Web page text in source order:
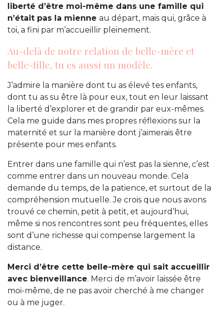
liberté d’être moi-même dans une famille qui
n’était pas la mienne au départ, mais qui, grâce à
toi, a fini par m’accueillir pleinement.
Au-delà de notre relation de belle-mère et
belle-fille, tu es aussi un modèle.
J’admire la manière dont tu as élevé tes enfants,
dont tu as su être là pour eux, tout en leur laissant
la liberté d’explorer et de grandir par eux-mêmes.
Cela me guide dans mes propres réflexions sur la
maternité et sur la manière dont j’aimerais être
présente pour mes enfants.
Entrer dans une famille qui n’est pas la sienne, c’est
comme entrer dans un nouveau monde. Cela
demande du temps, de la patience, et surtout de la
compréhension mutuelle. Je crois que nous avons
trouvé ce chemin, petit à petit, et aujourd’hui,
même si nos rencontres sont peu fréquentes, elles
sont d’une richesse qui compense largement la
distance.
Merci d’être cette belle-mère qui sait accueillir
avec bienveillance. Merci de m’avoir laissée être
moi-même, de ne pas avoir cherché à me changer
ou à me juger.